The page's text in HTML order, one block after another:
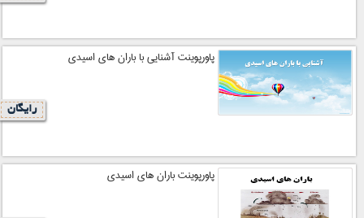
پاورپوینت آشنایی با باران های اسیدی
رایگان
پاورپوینت باران های اسیدی